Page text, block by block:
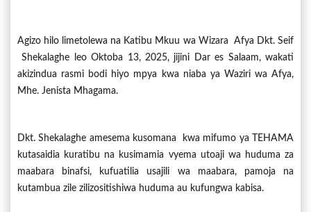
Agizo hilo limetolewa na Katibu Mkuu wa Wizara Afya Dkt. Seif
Shekalaghe leo Oktoba 13, 2025, jijini Dar es Salaam, wakati
akizindua rasmi bodi hiyo mpya kwa niaba ya Waziri wa Afya,
Mhe. Jenista Mhagama.
Dkt. Shekalaghe amesema kusomana kwa mifumo ya TEHAMA
kutasaidia kuratibu na kusimamia vyema utoaji wa huduma za
maabara binafsi, kufuatilia usajili wa maabara, pamoja na
kutambua zile zilizositishiwa huduma au kufungwa kabisa.